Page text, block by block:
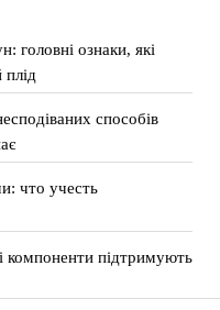
головні ознаки, які
способів
что учесть
компоненти підтримують